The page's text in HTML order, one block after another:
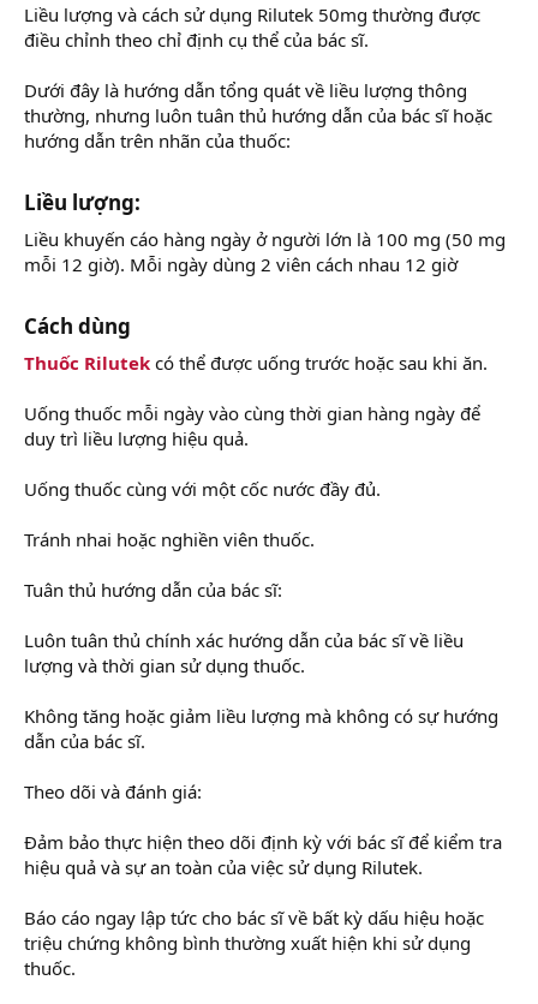
Liều lượng và cách sử dụng Rilutek 50mg thường được
điều chỉnh theo chỉ định cụ thể của bác sĩ.
Dưới đây là hướng dẫn tổng quát về liều lượng thông
thường, nhưng luôn tuân thủ hướng dẫn của bác sĩ hoặc
hướng dẫn trên nhãn của thuốc:
Liều lượng:
Liều khuyến cáo hàng ngày ở người lớn là 100 mg (50 mg
mỗi 12 giờ). Mỗi ngày dùng 2 viên cách nhau 12 giờ
Cách dùng
Thuốc Rilutek có thể được uống trước hoặc sau khi ăn.
Uống thuốc mỗi ngày vào cùng thời gian hàng ngày để
duy trì liều lượng hiệu quả.
Uống thuốc cùng với một cốc nước đầy đủ.
Tránh nhai hoặc nghiền viên thuốc.
Tuân thủ hướng dẫn của bác sĩ:
Luôn tuân thủ chính xác hướng dẫn của bác sĩ về liều
lượng và thời gian sử dụng thuốc.
Không tăng hoặc giảm liều lượng mà không có sự hướng
dẫn của bác sĩ.
Theo dõi và đánh giá:
Đảm bảo thực hiện theo dõi định kỳ với bác sĩ để kiểm tra
hiệu quả và sự an toàn của việc sử dụng Rilutek.
Báo cáo ngay lập tức cho bác sĩ về bất kỳ dấu hiệu hoặc
triệu chứng không bình thường xuất hiện khi sử dụng
thuốc.